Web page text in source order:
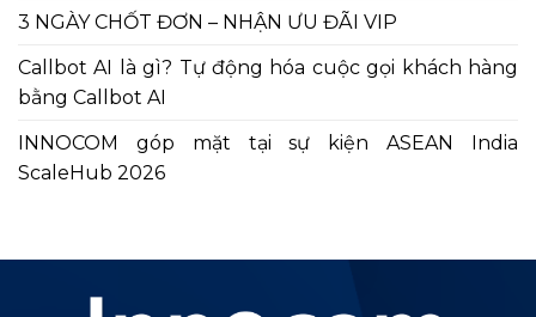
3 NGÀY CHỐT ĐƠN – NHẬN ƯU ĐÃI VIP
Callbot AI là gì? Tự động hóa cuộc gọi khách hàng
bằng Callbot AI
INNOCOM góp mặt tại sự kiện ASEAN India
ScaleHub 2026